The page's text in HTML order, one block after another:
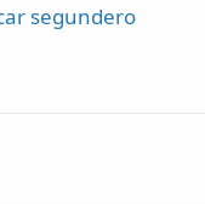
segundero